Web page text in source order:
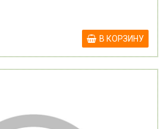
В КОРЗИНУ